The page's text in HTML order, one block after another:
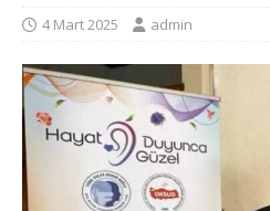
4 Mart 2025 admin